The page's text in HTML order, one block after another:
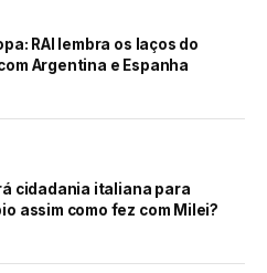
RAI lembra os laços do
Argentina e Espanha
cidadania italiana para
assim como fez com Milei?